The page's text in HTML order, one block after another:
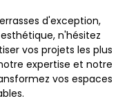
d'exception,
n'hésitez
vos projets les plus
expertise et notre
vos espaces